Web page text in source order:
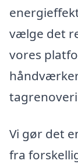
vælge det
vores
Vi gør det
fra